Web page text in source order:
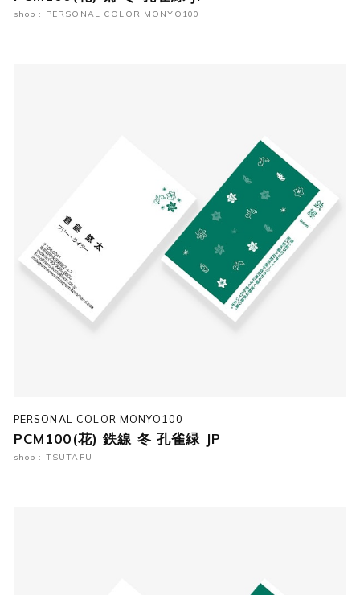
shop : PERSONAL COLOR MONYO100
PERSONAL COLOR MONYO100
PCM100(花) 鉄線 冬 孔雀緑 JP
shop : TSUTAFU